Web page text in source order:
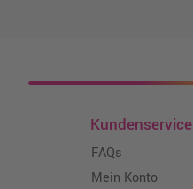
Kundenservice
FAQs
Mein Konto